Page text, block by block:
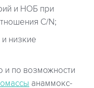
и НОБ при
C/N;
низкие
и по возможности
анаммокс-